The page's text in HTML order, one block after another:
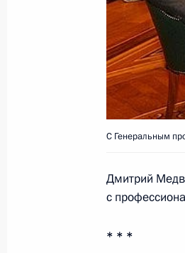
14 января
Телефонный
14 января 2009
Совещание
14 января 2009
С Генеральным
Дмитрий
с
* * *